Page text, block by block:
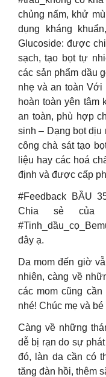
chủng nấm, khử
dụng kháng
Glucoside: được
sạch, tạo bọt tự
các sản phẩm dầu
nhẹ và an toàn Với
hoàn toàn yên tâm
an toàn, phù hợp
sinh – Dạng bọt dịu
công chà sát tạo
liệu hay các hoá
định và được cấp
#Feedback BẦU
Chia sẻ của
đây ạ.
Da mom đến giờ
nhiên, càng về
các mom cũng
nhé! Chúc mẹ và
Càng về những
dễ bị rạn do sự
đó, làn da cần có
tăng đàn hồi, thêm